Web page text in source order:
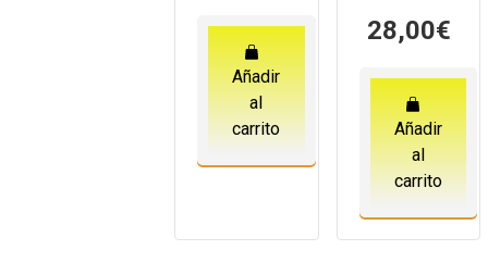
Añadir
al
carrito
28,00€
Añadir
al
carrito